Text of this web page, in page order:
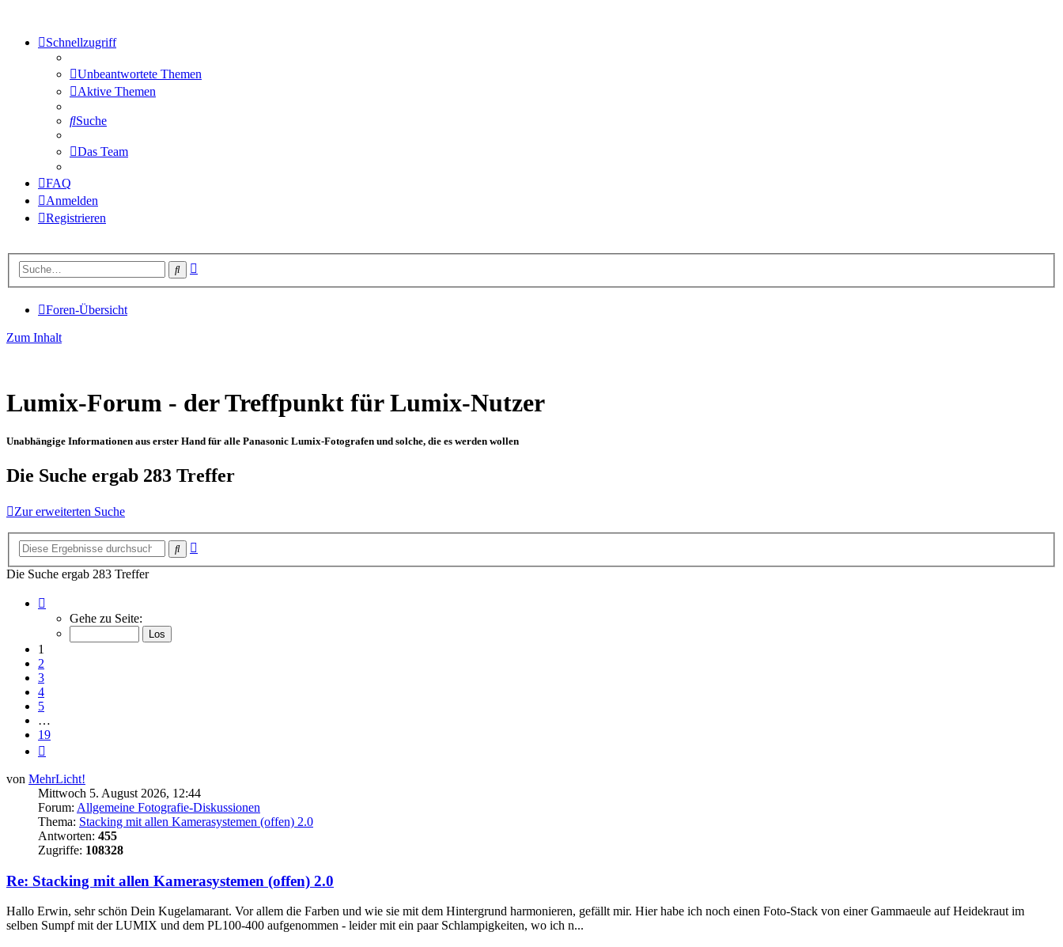
Schnellzugriff
Unbeantwortete Themen
Aktive Themen
Suche
Das Team
FAQ
Anmelden
Registrieren
Suche
Foren-Übersicht
Zum Inhalt
Lumix-Forum - der Treffpunkt für Lumix-Nutzer
Unabhängige Informationen aus erster Hand für alle Panasonic Lumix-Fotografen und solche, die es werden wollen
Die Suche ergab 283 Treffer
Zur erweiterten Suche
Suche
Die Suche ergab 283 Treffer
von
Gehe zu Seite:
1
2
3
4
5
…
19
von MehrLicht!
Mittwoch 5. August 2026, 12:44
Forum: Allgemeine Fotografie-Diskussionen
Thema: Stacking mit allen Kamerasystemen (offen) 2.0
Antworten: 455
Zugriffe: 108328
Re: Stacking mit allen Kamerasystemen (offen) 2.0
Hallo Erwin, sehr schön Dein Kugelamarant. Vor allem die Farben und wie sie mit dem Hintergrund harmonieren, gefällt mir. Hier habe ich noch einen Foto-Stack von einer Gammaeule auf Heidekraut im
selben Sumpf mit der LUMIX und dem PL100-400 aufgenommen - leider mit ein paar Schlampigkeiten, wo ich n...